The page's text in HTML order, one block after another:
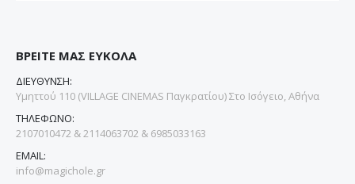
ΒΡΕΙΤΕ ΜΑΣ ΕΥΚΟΛΑ
ΔΙΕΥΘΥΝΣΗ:
Υμηττού 110 (VILLAGE CINEMAS Παγκρατίου) Στο Ισόγειο, Αθήνα
ΤΗΛΕΦΩΝΟ:
2107010472 & 2114063702 & 6985033163
EMAIL:
info@magichole.gr